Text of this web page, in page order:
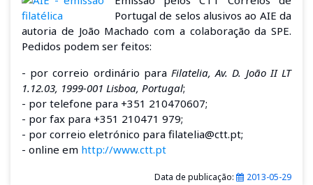
Portugal de selos alusivos ao AIE da
autoria de João Machado com a colaboração da SPE.
Pedidos podem ser feitos:
- por correio ordinário para Filatelia, Av. D. João II LT
1.12.03, 1999-001 Lisboa, Portugal;
- por telefone para +351 210470607;
- por fax para +351 210471 979;
- por correio eletrónico para filatelia@ctt.pt;
- online em http://www.ctt.pt
Data de publicação: 2013-05-29